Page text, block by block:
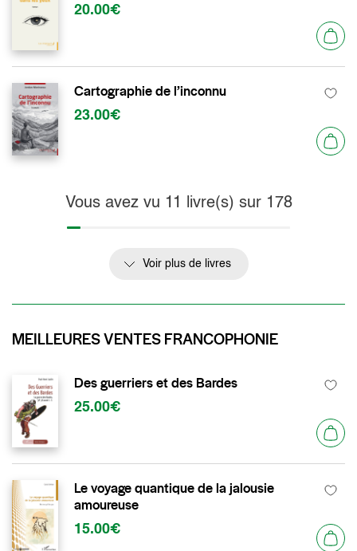
20.00€
Cartographie de l’inconnu
23.00€
Vous avez vu 11 livre(s) sur 178
Voir plus de livres
MEILLEURES VENTES FRANCOPHONIE
Des guerriers et des Bardes
25.00€
Le voyage quantique de la jalousie
amoureuse
15.00€